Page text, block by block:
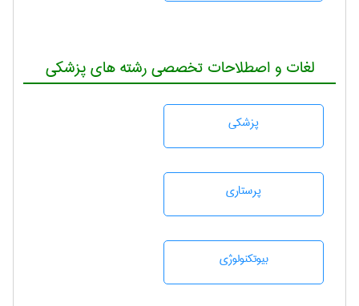
لغات و اصطلاحات تخصصی رشته های پزشکی
پزشكی
پرستاری
بيوتكنولوژی